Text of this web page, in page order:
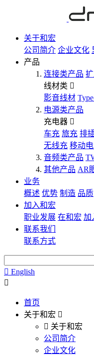
关于和宏
公司简介 企业文化
产品
连接类产品
线材类
影音线材
电源类产品
充电器
车充 旅充 排
无线充 移动
音频类产品
其他产品 AR
业务
概述 优势 制造 品质
加入和宏
职业发展 在和宏 加
联系我们
联系方式
English
首页
关于和宏
关于和宏
公司简介
企业文化